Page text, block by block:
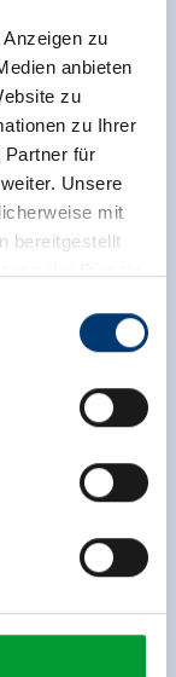
zu
anbieten
zu
zu Ihrer
Partner für
Unsere
mit
bereitgestellt